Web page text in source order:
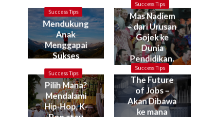
Success Tips
Mendukung
Anak
Menggapai
Sukses
Success Tips
Mas Nadiem
– dari Urusan
Gojek ke
Dunia
Pendidikan.
Kok bisa?
Success Tips
Pilih Mana?
Mendalami
Hip-Hop, K-
Success Tips
The Future
of Jobs –
Akan Dibawa
ke mana